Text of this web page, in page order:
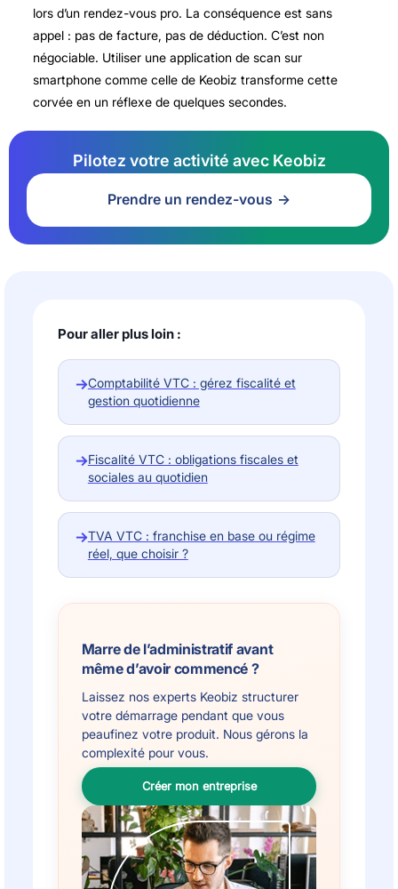
lors d’un rendez-vous pro. La conséquence est sans
appel : pas de facture, pas de déduction. C’est non
négociable. Utiliser une application de scan sur
smartphone comme celle de Keobiz transforme cette
corvée en un réflexe de quelques secondes.
Pilotez votre activité avec Keobiz
Prendre un rendez-vous
Pour aller plus loin :
→Comptabilité VTC : gérez fiscalité et
gestion quotidienne
→Fiscalité VTC : obligations fiscales et
sociales au quotidien
→TVA VTC : franchise en base ou régime
réel, que choisir ?
Marre de l’administratif avant
même d’avoir commencé ?
Laissez nos experts Keobiz structurer
votre démarrage pendant que vous
peaufinez votre produit. Nous gérons la
complexité pour vous.
Créer mon entreprise